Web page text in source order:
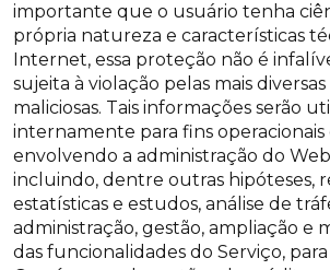
importante que o usuário tenha
própria natureza e características
Internet, essa proteção não é
sujeita à violação pelas mais
maliciosas. Tais informações serão
internamente para fins operacionais
envolvendo a administração do
incluindo, dentre outras hipóteses,
estatísticas e estudos, análise de
administração, gestão, ampliação e
das funcionalidades do Serviço,